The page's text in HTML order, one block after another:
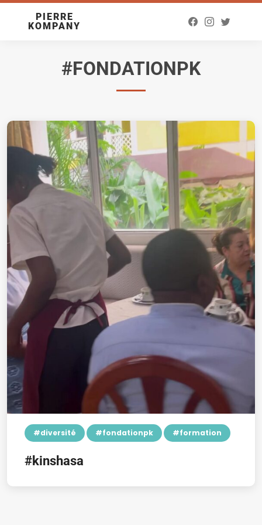
PIERRE
KOMPANY
#FONDATIONPK
#diversité #fondationpk #formation
#kinshasa